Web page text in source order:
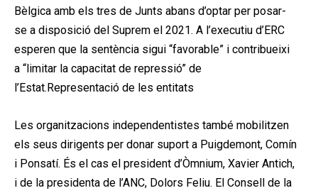
Bèlgica amb els tres de Junts abans d’optar per posar-
se a disposició del Suprem el 2021. A l’executiu d’ERC
esperen que la sentència sigui “favorable” i contribueixi
a “limitar la capacitat de repressió” de
l’Estat.Representació de les entitats
Les organitzacions independentistes també mobilitzen
els seus dirigents per donar suport a Puigdemont, Comín
i Ponsatí. És el cas el president d’Òmnium, Xavier Antich,
i de la presidenta de l’ANC, Dolors Feliu. El Consell de la